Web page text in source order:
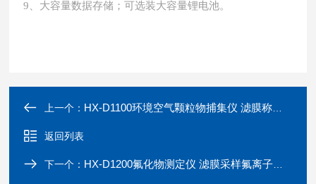
9、大容量数据存储；可选装大容量锂电池。
上一个： HX-D1100环境空气颗粒物捕集仪 滤膜称重法
返回列表
下一个： HX-D1200氟化物测定仪 滤膜采样氟离子选择电极法